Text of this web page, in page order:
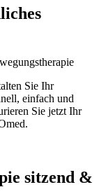
Sie Ihr
einfach und
Sie jetzt Ihr
sitzend &